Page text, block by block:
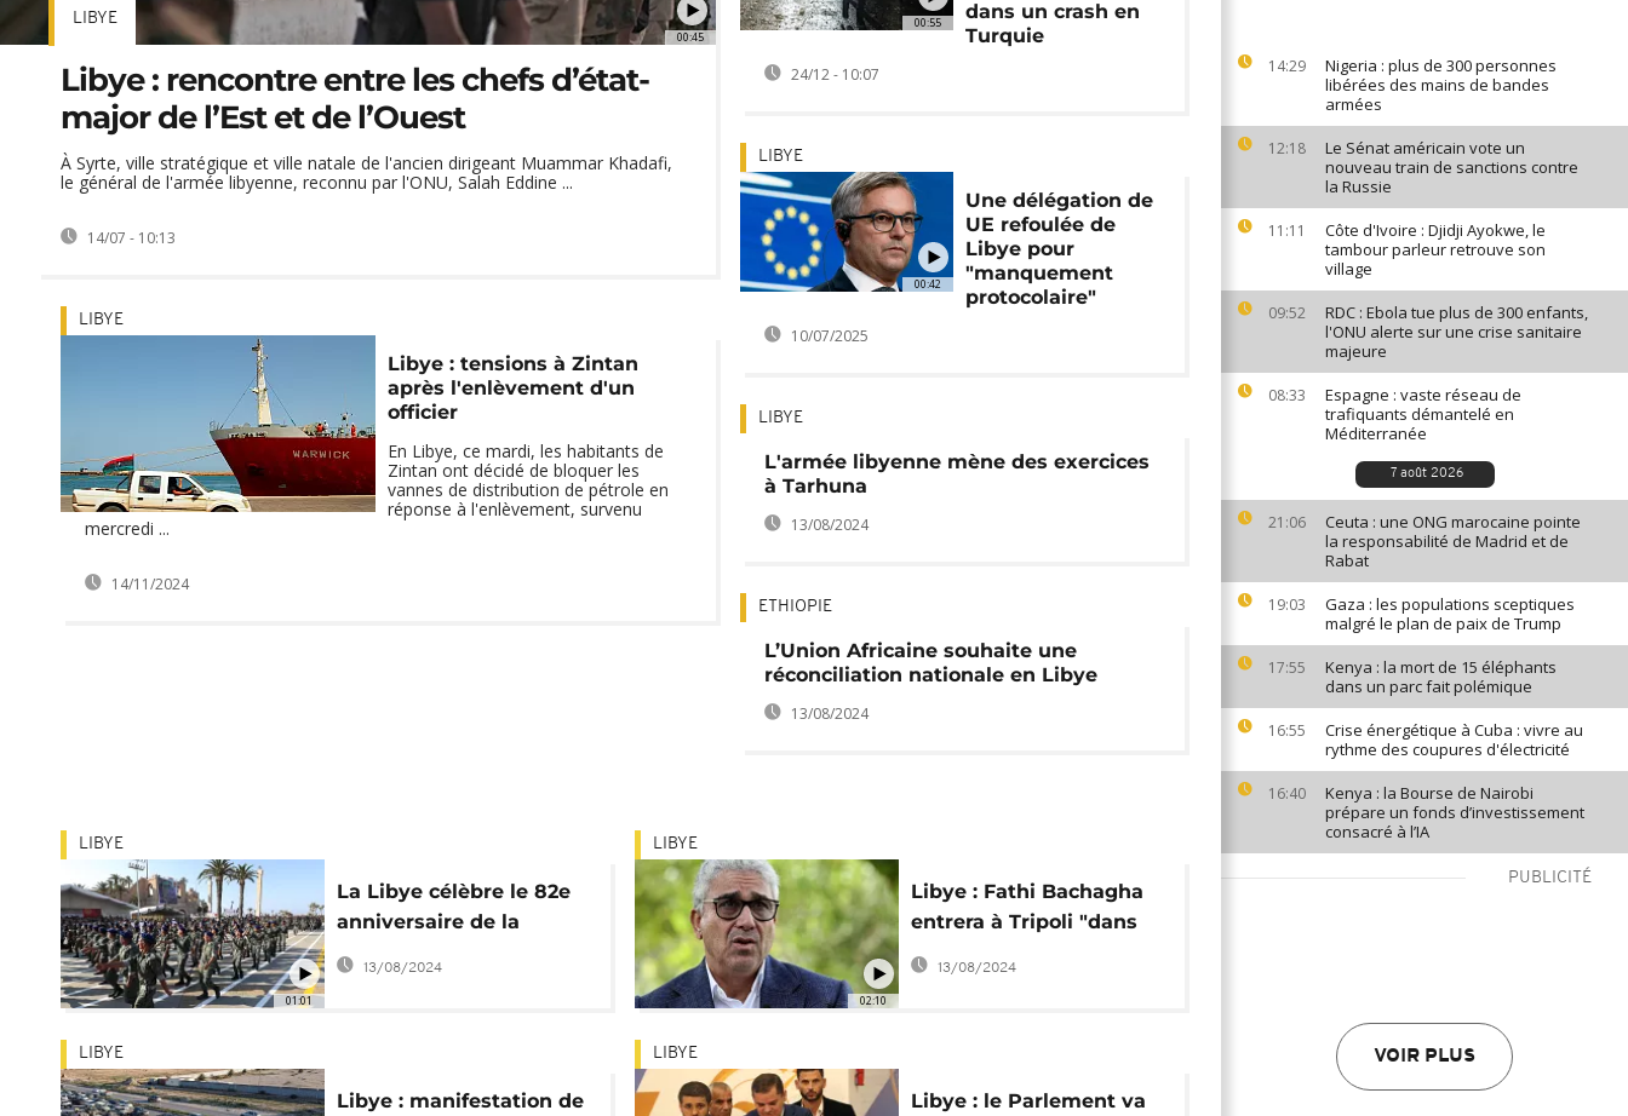
14:29
Nigeria : plus de 300 personnes
libérées des mains de bandes
armées
12:18
Le Sénat américain vote un
nouveau train de sanctions contre
la Russie
11:11
Côte d'Ivoire : Djidji Ayokwe, le
tambour parleur retrouve son
village
09:52
RDC : Ebola tue plus de 300 enfants,
l'ONU alerte sur une crise sanitaire
majeure
08:33
Espagne : vaste réseau de
trafiquants démantelé en
Méditerranée
7 août 2026
21:06
Ceuta : une ONG marocaine pointe
la responsabilité de Madrid et de
Rabat
19:03
Gaza : les populations sceptiques
malgré le plan de paix de Trump
17:55
Kenya : la mort de 15 éléphants
dans un parc fait polémique
16:55
Crise énergétique à Cuba : vivre au
rythme des coupures d'électricité
16:40
Kenya : la Bourse de Nairobi
prépare un fonds d’investissement
consacré à l’IA
PUBLICITÉ
VOIR PLUS
00:45
LIBYE
Libye : rencontre entre les chefs d’état-
major de l’Est et de l’Ouest
À Syrte, ville stratégique et ville natale de l'ancien dirigeant Muammar Khadafi,
le général de l'armée libyenne, reconnu par l'ONU, Salah Eddine ...
14/07 - 10:13
LIBYE
Libye : tensions à Zintan
après l'enlèvement d'un
officier
En Libye, ce mardi, les habitants de
Zintan ont décidé de bloquer les
vannes de distribution de pétrole en
réponse à l'enlèvement, survenu
mercredi ...
14/11/2024
00:55
dans un crash en
Turquie
24/12 - 10:07
00:42
LIBYE
Une délégation de
UE refoulée de
Libye pour
"manquement
protocolaire"
10/07/2025
LIBYE
L'armée libyenne mène des exercices
à Tarhuna
13/08/2024
ETHIOPIE
L’Union Africaine souhaite une
réconciliation nationale en Libye
13/08/2024
01:01
LIBYE
La Libye célèbre le 82e
anniversaire de la
fondation de l'armée
13/08/2024
02:10
LIBYE
Libye : Fathi Bachagha
entrera à Tripoli "dans
les prochains jours"
13/08/2024
LIBYE
Libye : manifestation de
LIBYE
Libye : le Parlement va